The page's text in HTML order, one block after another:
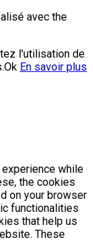
avec the
l'utilisation de
Ok En savoir plus
while
the cookies
on your browser
functionalities
that help us
These